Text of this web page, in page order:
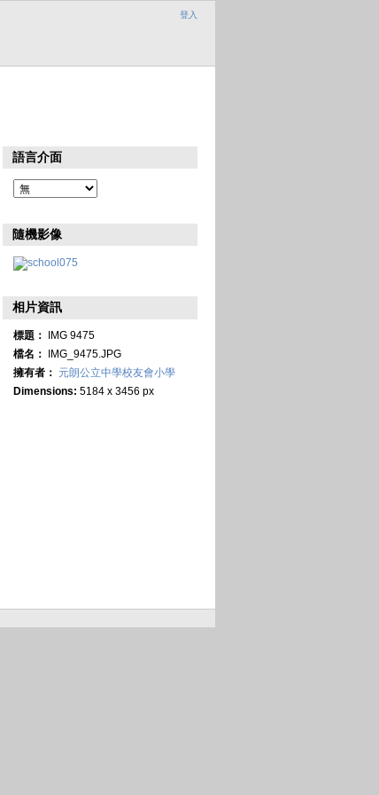
登入
語言介面
隨機影像
相片資訊
標題：
IMG 9475
檔名：
IMG_9475.JPG
擁有者：
元朗公立中學校友會小學
Dimensions: 5184 x 3456 px